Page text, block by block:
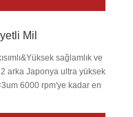
Mil
sağlamlık ve
arka Japonya ultra yüksek
6000 rpm'ye kadar en